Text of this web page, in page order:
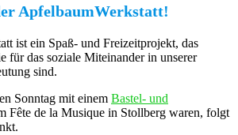
ApfelbaumWerkstatt!
ist ein Spaß- und Freizeitprojekt, das
für das soziale Miteinander in unserer
sind.
Sonntag mit einem Bastel- und
Fête de la Musique in Stollberg waren, folgt